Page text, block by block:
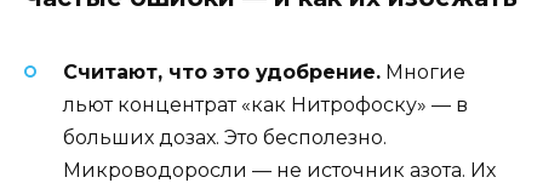
Считают, что это удобрение. Многие
льют концентрат «как Нитрофоску» — в
больших дозах. Это бесполезно.
Микроводоросли — не источник азота. Их